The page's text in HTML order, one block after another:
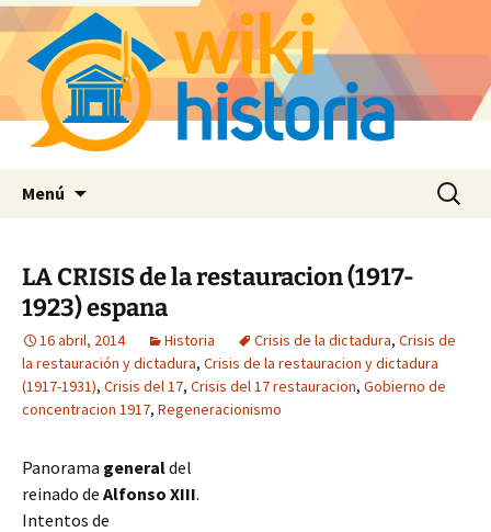
Menú Buscar:
LA CRISIS de la restauracion (1917-
1923) espana
16 abril, 2014 Historia Crisis de la dictadura, Crisis de
la restauración y dictadura, Crisis de la restauracion y dictadura
(1917-1931), Crisis del 17, Crisis del 17 restauracion, Gobierno de
concentracion 1917, Regeneracionismo
Panorama generaldel
reinado de Alfonso XIII.
Intentos de